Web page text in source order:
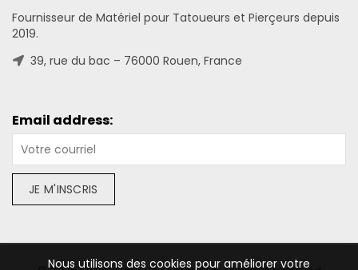
Fournisseur de Matériel pour Tatoueurs et Pierçeurs depuis
2019.
39, rue du bac – 76000 Rouen, France
Email address:
Nous utilisons des cookies pour améliorer votre